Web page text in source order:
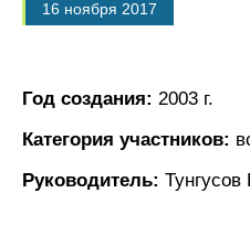
16 ноября 2017
Год создания: 2003 г.
Категория участников:
Руководитель: